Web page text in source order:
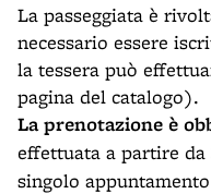
La passeggiata è
necessario essere
la tessera può
pagina del catalogo).
La prenotazione è
effettuata a partire da
singolo